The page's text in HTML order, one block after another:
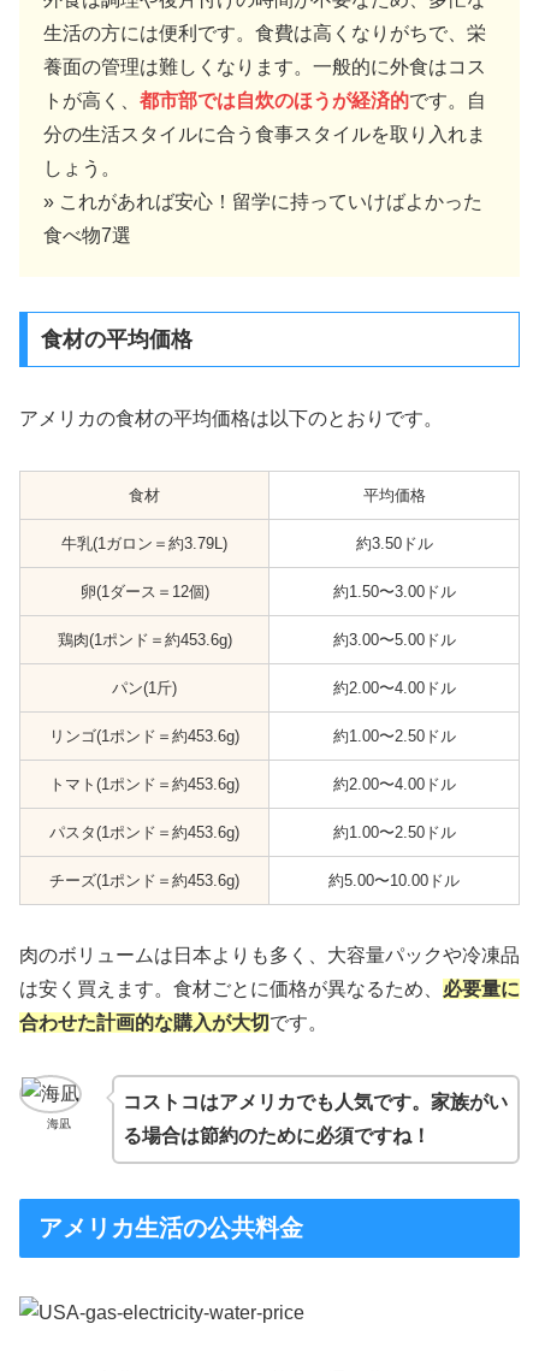
生活の方には便利です。食費は高くなりがちで、栄
養面の管理は難しくなります。一般的に外食はコス
トが高く、 都市部では自炊のほうが経済的です。自
分の生活スタイルに合う食事スタイルを取り入れま
しょう。
» これがあれば安心！留学に持っていけばよかった
食べ物7選
食材の平均価格
アメリカの食材の平均価格は以下のとおりです。
食材 平均価格
牛乳(1ガロン＝約3.79L) 約3.50ドル
卵(1ダース＝12個) 約1.50〜3.00ドル
鶏肉(1ポンド＝約453.6g) 約3.00〜5.00ドル
パン(1斤) 約2.00〜4.00ドル
リンゴ(1ポンド＝約453.6g) 約1.00〜2.50ドル
トマト(1ポンド＝約453.6g) 約2.00〜4.00ドル
パスタ(1ポンド＝約453.6g) 約1.00〜2.50ドル
チーズ(1ポンド＝約453.6g) 約5.00〜10.00ドル
肉のボリュームは日本よりも多く、大容量パックや冷凍品
は安く買えます。食材ごとに価格が異なるため、 必要量に
合わせた計画的な購入が大切 です。
海凪
コストコはアメリカでも人気です。家族がい
る場合は節約のために必須ですね！
アメリカ生活の公共料金